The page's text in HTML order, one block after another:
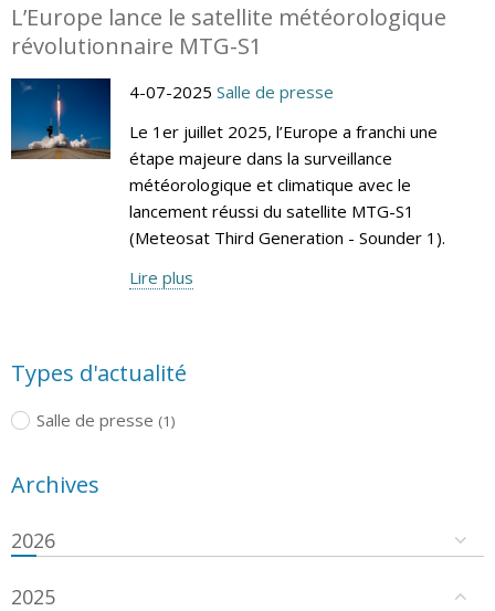
L’Europe lance le satellite météorologique
révolutionnaire MTG-S1
4-07-2025 Salle de presse
Le 1er juillet 2025, l’Europe a franchi une
étape majeure dans la surveillance
météorologique et climatique avec le
lancement réussi du satellite MTG-S1
(Meteosat Third Generation - Sounder 1).
Lire plus
Types d'actualité
Salle de presse (1)
Archives
2026
2025